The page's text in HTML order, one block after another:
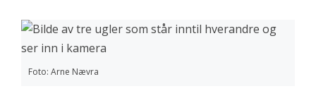
Foto: Arne Nævra